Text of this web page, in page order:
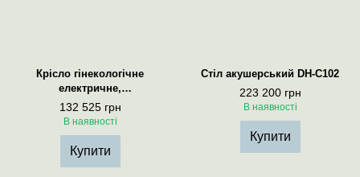
Крісло гінекологічне
електричне,
трансформується у стіл FL-
D4B
132 525 грн
В наявності
Купити
Стіл акушерський DH-C102
223 200 грн
В наявності
Купити